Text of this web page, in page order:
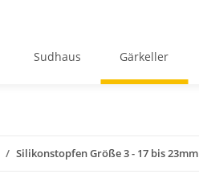
Sudhaus Gärkeller
Silikonstopfen Größe 3 - 17 bis 23mm